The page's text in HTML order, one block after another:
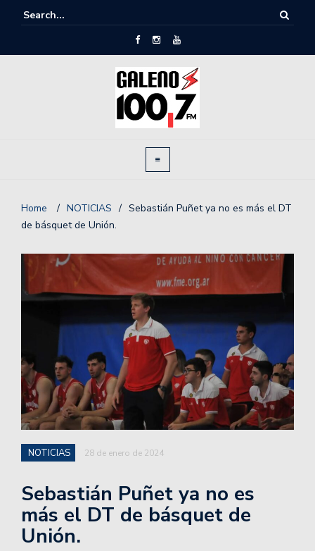
Home / NOTICIAS / Sebastián Puñet ya no es más el DT
de básquet de Unión.
NOTICIAS 28 de enero de 2024
Sebastián Puñet ya no es
más el DT de básquet de
Unión.